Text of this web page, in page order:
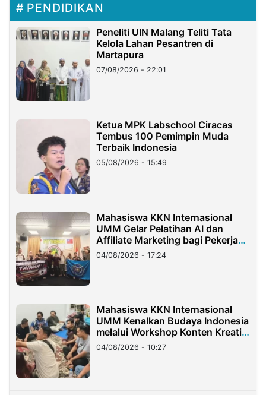
PENDIDIKAN
Peneliti UIN Malang Teliti Tata
Kelola Lahan Pesantren di
Martapura
07/08/2026 - 22:01
Ketua MPK Labschool Ciracas
Tembus 100 Pemimpin Muda
Terbaik Indonesia
05/08/2026 - 15:49
Mahasiswa KKN Internasional
UMM Gelar Pelatihan AI dan
Affiliate Marketing bagi Pekerja
Migran Indonesia di Taiwan
04/08/2026 - 17:24
Mahasiswa KKN Internasional
UMM Kenalkan Budaya Indonesia
melalui Workshop Konten Kreatif
di Taiwan
04/08/2026 - 10:27